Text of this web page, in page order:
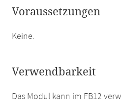
Voraussetzungen
Keine.
Verwendbarkeit
Das Modul kann im FB12